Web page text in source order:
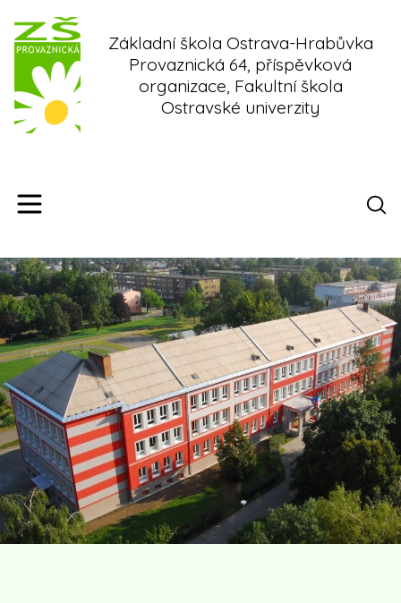
content
Základní škola Ostrava-Hrabůvka
Provaznická 64, příspěvková
organizace, Fakultní škola
Ostravské univerzity